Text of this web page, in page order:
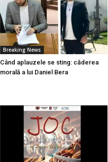
Breaking News
Când aplauzele se sting: căderea
morală a lui Daniel Bera